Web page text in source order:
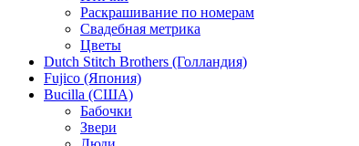
Раскрашивание по номерам
Свадебная метрика
Цветы
Dutch Stitch Brothers (Голландия)
Fujico (Япония)
Bucilla (США)
Бабочки
Звери